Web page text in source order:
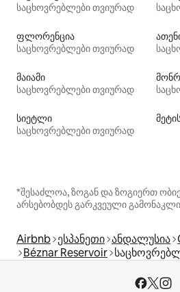
საცხოვრებლები თვიურად
ფლორენცია
საცხოვრებლები თვიურად
მაიამი
საცხოვრებლები თვიურად
სიეტლი
საცხოვრებლები თვიურად
*შესაძლოა, ზოგან და ზოგიერთ
არსებობდეს გარკვეული
Airbnb ესპანეთი ანდალუსია
Béznar Reservoir